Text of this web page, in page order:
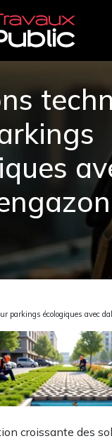
parkings écologiques avec
croissante des